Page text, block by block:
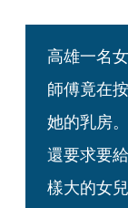
高雄一名
師傅竟在
她的乳房
還要求要
樣大的女